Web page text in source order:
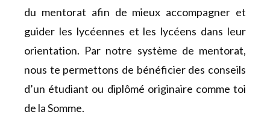
du mentorat afin de mieux accompagner et
guider les lycéennes et les lycéens dans leur
orientation. Par notre système de mentorat,
nous te permettons de bénéficier des conseils
d’un étudiant ou diplômé originaire comme toi
de la Somme.